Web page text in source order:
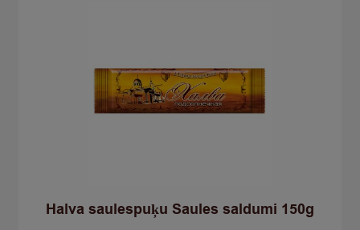
Halva saulespuķu Saules saldumi 150g